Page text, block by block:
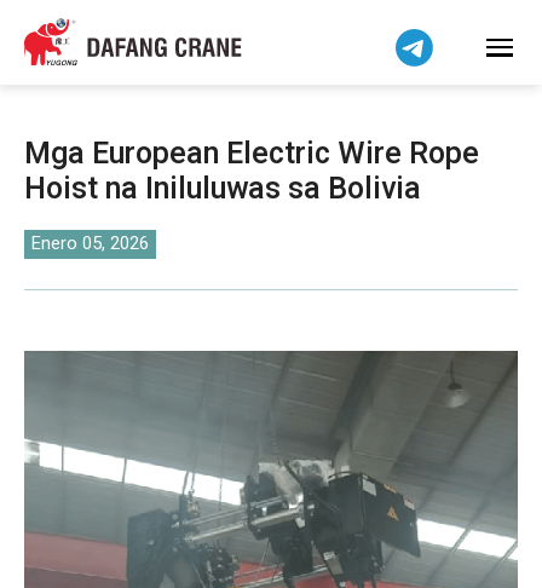
Mga European Electric Wire Rope
Hoist na Iniluluwas sa Bolivia
Enero 05, 2026
हिन्दी
Bahasa Indonesia
简体中文
বাংলা
فارسی
اردو
Čeština
Kiswahili
Dansk
O‘zbekcha